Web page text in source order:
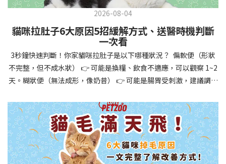
創造更和諧的相處模式。培養社交技能與適應能力及早接觸各種環
境和刺激，能幫助幼犬成長為自信穩定的成犬。適當的社會化訓練
讓牠們學會如何與其他狗狗、動物和人類和平相處，減少恐懼或攻
擊行為。這種適應能力使幼犬未來能從容面對獸醫檢查、美容
salon、寄宿或旅行等各種情境，大大提升生活品質。 訓練幼犬不只
是教會指令，更是塑造性格和習慣的過程！ 透過耐心且一致的訓
練，你不僅能擁有一隻聽話的好狗狗，更能建立起相互尊重的終身
相處中獲得回報狗狗訓練指南，六步驟培養幼犬開始幼犬訓練時，
系統性的方法能帶來最佳效果。從信任建立到習慣養成，每個階段
都至關重要，缺一不可。良好的訓練應循序漸進，把握幼犬成長敏
感期，以積極正向的方式引導。遵循這六個步驟，即使是第一次養
狗的新手，也能輕鬆將調皮的小狗訓練成聽話的好夥伴！建立信任
2026-08-04
貓咪拉肚子6大原因5招緩解方式、送醫時機判斷
一次看
3秒鐘快速判斷！你家貓咪拉肚子是以下哪種狀況？ 偏軟便（形狀
不完整，但不成水狀） 👉 可能是換糧、飲食不適應，可以觀察 1~2
天。糊狀便（無法成形，像奶昔） 👉 可能是腸胃受刺激，建議調整
若超過 24 小時沒改善，建議就醫。血便（帶血絲或黑色糞便） 👉
可能是嚴重腸胃問題，應立即帶去獸醫院！想知道貓咪拉肚子的真
正原因，只要透過 5 個簡單步驟，就能判斷問題嚴重性，決定是否
需要就醫！接下來我們一起來看看該怎麼做吧！🐾 貓咪拉肚子怎麼
辦？5步驟判斷貓咪拉肚子是否需要馬上看醫生貓咪拉肚子的因素與